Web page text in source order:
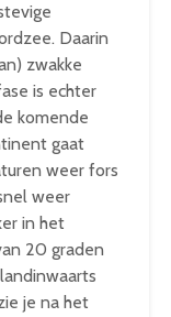
Daarin
zwakke
is echter
komende
gaat
weer fors
weer
in het
20 graden
je na het